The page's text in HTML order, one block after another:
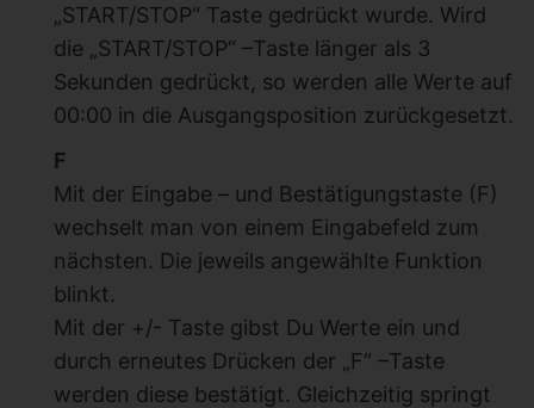
„START/STOP“ Taste gedrückt wurde. Wird
die „START/STOP“ –Taste länger als 3
Sekunden gedrückt, so werden alle Werte auf
00:00 in die Ausgangsposition zurückgesetzt.
F
Mit der Eingabe – und Bestätigungstaste (F)
wechselt man von einem Eingabefeld zum
nächsten. Die jeweils angewählte Funktion
blinkt.
Mit der +/- Taste gibst Du Werte ein und
durch erneutes Drücken der „F“ –Taste
werden diese bestätigt. Gleichzeitig springt